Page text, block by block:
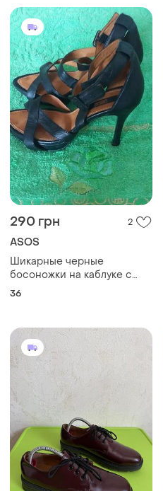
290 грн 2
ASOS
Шикарные черные
босоножки на каблуке с
острым носиком asos,
36